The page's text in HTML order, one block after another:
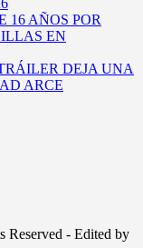
16 AÑOS POR
EN
DEJA UNA
ARCE
Reserved - Edited by